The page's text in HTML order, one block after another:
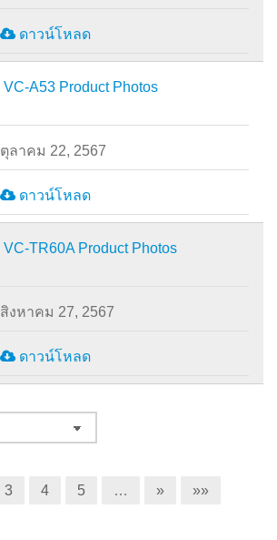
ดาวน์โหลด
VC-A53 Product Photos
ตุลาคม 22, 2567
ดาวน์โหลด
VC-TR60A Product Photos
สิงหาคม 27, 2567
ดาวน์โหลด
3 4 5 … » »»